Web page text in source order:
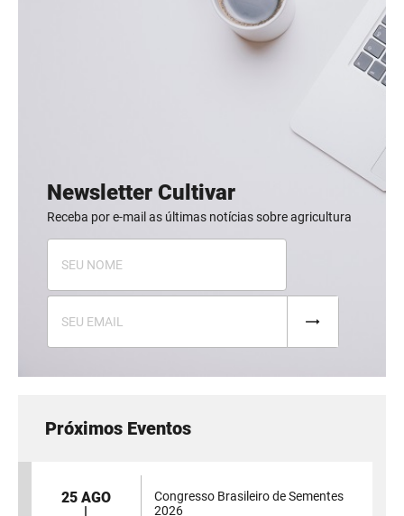
Newsletter Cultivar
Receba por e-mail as últimas notícias sobre agricultura
Próximos Eventos
25 AGO
Congresso Brasileiro de Sementes
2026